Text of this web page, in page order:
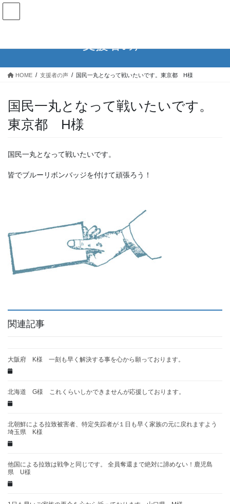
コ
ツ
ス
ナ
シ
ン
支援者の声
HOME 支援者の声 国民一丸となって戦いたいです。東京都 H様
国民一丸となって戦いたいです。
東京都 H様
国民一丸となって戦いたいです。
皆でブルーリボンバッジを付けて頑張ろう！
関連記事
大阪府 K様 一刻も早く解決する事を心から願っております。
北海道 G様 これくらいしかできませんが応援しております。
北朝鮮による拉致被害者、特定失踪者が１日も早く家族の元に戻れますよう
埼玉県 K様
他国による拉致は戦争と同じです。 全員奪還まで絶対に諦めない！鹿児島
県 U様